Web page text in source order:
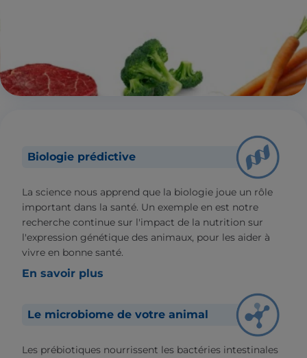
Biologie prédictive
La science nous apprend que la biologie joue un rôle
important dans la santé. Un exemple en est notre
recherche continue sur l'impact de la nutrition sur
l'expression génétique des animaux, pour les aider à
vivre en bonne santé.
En savoir plus
Le microbiome de votre animal
Les prébiotiques nourrissent les bactéries intestinales